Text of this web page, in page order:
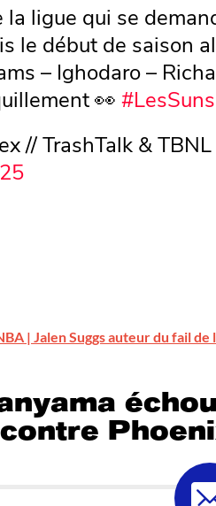
la ligue qui se
le début de saison
– Ighodaro –
👀 #LesSuns
// TrashTalk &
| Jalen Suggs auteur du fail